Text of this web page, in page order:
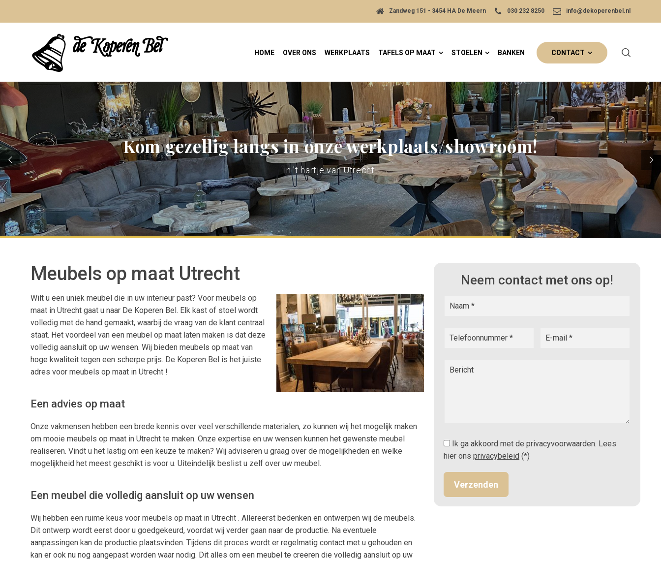
Zandweg 151 - 3454 HA De Meern 030 232 8250 info@dekoperenbel.nl
HOME OVER ONS WERKPLAATS TAFELS OP MAAT STOELEN BANKEN CONTACT
in 't hartje van Utrecht!
Kom gezellig langs in onze werkplaats/showroom!
Meubels op maat Utrecht
Wilt u een uniek meubel die in uw interieur past? Voor meubels op
maat in Utrecht gaat u naar De Koperen Bel. Elk kast of stoel wordt
volledig met de hand gemaakt, waarbij de vraag van de klant centraal
staat. Het voordeel van een meubel op maat laten maken is dat deze
volledig aansluit op uw wensen. Wij bieden meubels op maat van
hoge kwaliteit tegen een scherpe prijs. De Koperen Bel is het juiste
adres voor meubels op maat in Utrecht !
Een advies op maat
Onze vakmensen hebben een brede kennis over veel verschillende materialen, zo kunnen wij het mogelijk maken
om mooie meubels op maat in Utrecht te maken. Onze expertise en uw wensen kunnen het gewenste meubel
realiseren. Vindt u het lastig om een keuze te maken? Wij adviseren u graag over de mogelijkheden en welke
mogelijkheid het meest geschikt is voor u. Uiteindelijk beslist u zelf over uw meubel.
Een meubel die volledig aansluit op uw wensen
Wij hebben een ruime keus voor meubels op maat in Utrecht . Allereerst bedenken en ontwerpen wij de meubels.
Dit ontwerp wordt eerst door u goedgekeurd, voordat wij verder gaan naar de productie. Na eventuele
aanpassingen kan de productie plaatsvinden. Tijdens dit proces wordt er regelmatig contact met u gehouden en
kan er ook nu nog aangepast worden waar nodig. Dit alles om een meubel te creëren die volledig aansluit op uw
Neem contact met ons op!
Ik ga akkoord met de privacyvoorwaarden. Lees
hier ons privacybeleid (*)